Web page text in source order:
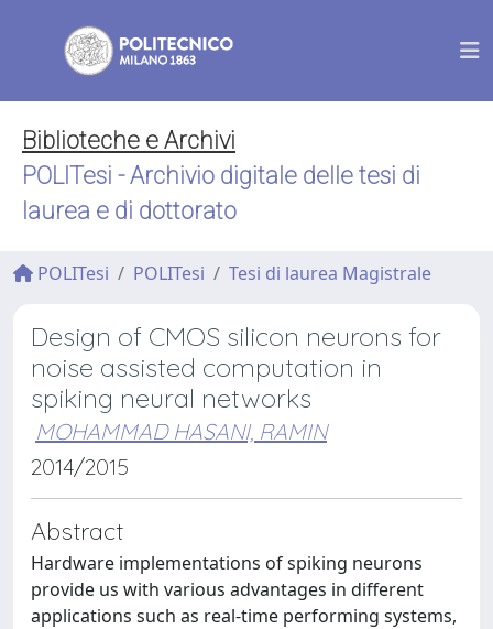
Biblioteche e Archivi
POLITesi - Archivio digitale delle tesi di
laurea e di dottorato
POLITesi POLITesi Tesi di laurea Magistrale
Design of CMOS silicon neurons for
noise assisted computation in
spiking neural networks
MOHAMMAD HASANI, RAMIN
2014/2015
Abstract
Hardware implementations of spiking neurons
provide us with various advantages in different
applications such as real-time performing systems,